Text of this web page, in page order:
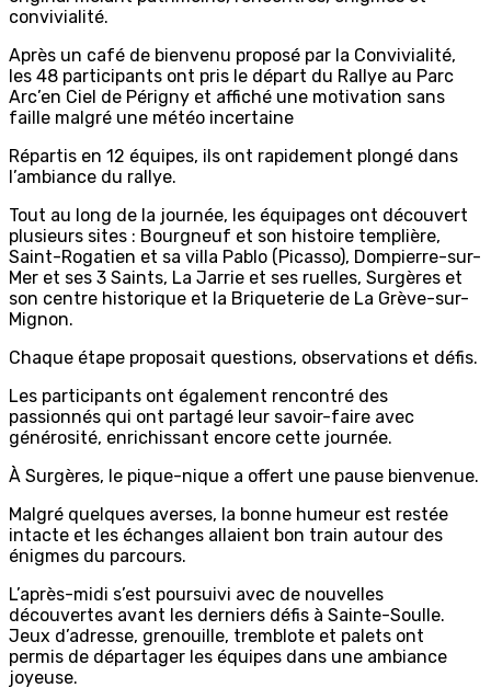
convivialité.
Après un café de bienvenu proposé par la Convivialité,
les 48 participants ont pris le départ du Rallye au Parc
Arc’en Ciel de Périgny et affiché une motivation sans
faille malgré une météo incertaine
Répartis en 12 équipes, ils ont rapidement plongé dans
l’ambiance du rallye.
Tout au long de la journée, les équipages ont découvert
plusieurs sites : Bourgneuf et son histoire templière,
Saint-Rogatien et sa villa Pablo (Picasso), Dompierre-sur-
Mer et ses 3 Saints, La Jarrie et ses ruelles, Surgères et
son centre historique et la Briqueterie de La Grève-sur-
Mignon.
Chaque étape proposait questions, observations et défis.
Les participants ont également rencontré des
passionnés qui ont partagé leur savoir-faire avec
générosité, enrichissant encore cette journée.
À Surgères, le pique-nique a offert une pause bienvenue.
Malgré quelques averses, la bonne humeur est restée
intacte et les échanges allaient bon train autour des
énigmes du parcours.
L’après-midi s’est poursuivi avec de nouvelles
découvertes avant les derniers défis à Sainte-Soulle.
Jeux d’adresse, grenouille, tremblote et palets ont
permis de départager les équipes dans une ambiance
joyeuse.